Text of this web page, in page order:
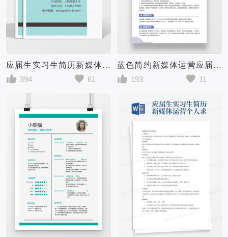
应届生实习生简历新媒体运营个人求职简历word成套模板
394
61
蓝色简约新媒体运营应届生求职简历WORD模板
193
11